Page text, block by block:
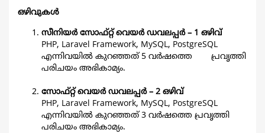
ഒഴിവുകള്‍
സീനിയർ സോഫ്റ്റ് വെയർ ഡവലപ്പർ – 1 ഒഴിവ്
PHP, Laravel Framework, MySQL, PostgreSQL
എന്നിവയിൽ കുറഞ്ഞത് 5 വർഷത്തെ പ്രവൃത്തി
പരിചയം അഭികാമ്യം.
സോഫ്റ്റ് വെയർ ഡവലപ്പർ – 2 ഒഴിവ്
PHP, Laravel Framework, MySQL, PostgreSQL
എന്നിവയിൽ കുറഞ്ഞത് 3 വർഷത്തെ പ്രവൃത്തി
പരിചയം അഭികാമ്യം.